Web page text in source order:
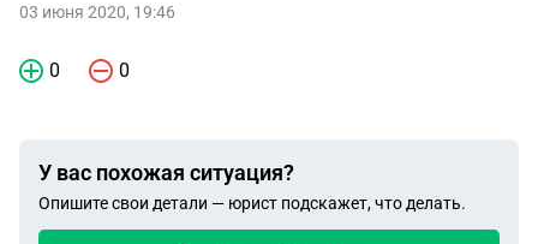
03 июня 2020, 19:46
0 0
У вас похожая ситуация?
Опишите свои детали — юрист подскажет, что делать.